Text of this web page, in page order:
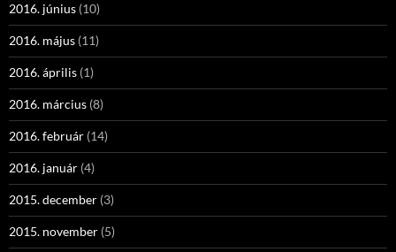
2016. június (10)
2016. május (11)
2016. április (1)
2016. március (8)
2016. február (14)
2016. január (4)
2015. december (3)
2015. november (5)